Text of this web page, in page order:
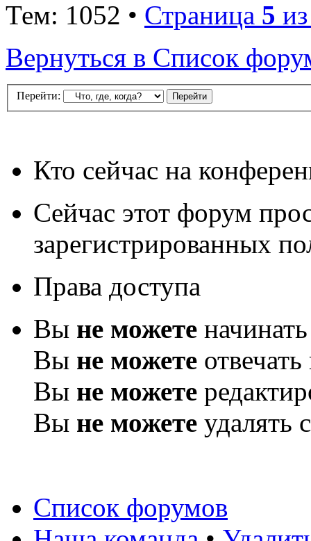
Тем: 1052 • Страница 5
Вернуться в Список
Перейти:
Кто сейчас на
Сейчас этот форум
зарегистрированных
Права доступа
Вы не можете
Вы не можете
Вы не можете
Вы не можете удалять
Список форумов